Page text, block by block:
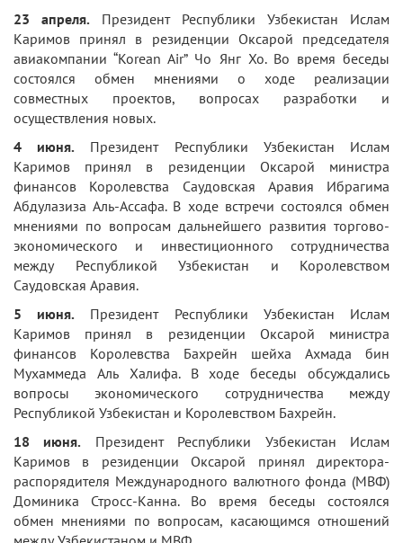
23 апреля. Президент Республики Узбекистан Ислам
Каримов принял в резиденции Оксарой председателя
авиакомпании “Korean Air” Чо Янг Хо. Во время беседы
состоялся обмен мнениями о ходе реализации
совместных проектов, вопросах разработки и
осуществления новых.
4 июня. Президент Республики Узбекистан Ислам
Каримов принял в резиденции Оксарой министра
финансов Королевства Саудовская Аравия Ибрагима
Абдулазиза Аль-Ассафа. В ходе встречи состоялся обмен
мнениями по вопросам дальнейшего развития торгово-
экономического и инвестиционного сотрудничества
между Республикой Узбекистан и Королевством
Саудовская Аравия.
5 июня. Президент Республики Узбекистан Ислам
Каримов принял в резиденции Оксарой министра
финансов Королевства Бахрейн шейха Ахмада бин
Мухаммеда Аль Халифа. В ходе беседы обсуждались
вопросы экономического сотрудничества между
Республикой Узбекистан и Королевством Бахрейн.
18 июня. Президент Республики Узбекистан Ислам
Каримов в резиденции Оксарой принял директора-
распорядителя Международного валютного фонда (МВФ)
Доминика Стросс-Канна. Во время беседы состоялся
обмен мнениями по вопросам, касающимся отношений